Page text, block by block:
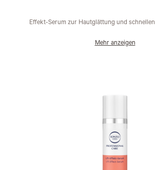
Effekt-Serum zur Hautglättung und
Mehr anzeigen